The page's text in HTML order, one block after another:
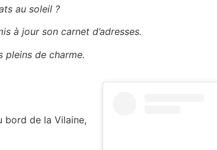
au soleil ?
à jour son carnet d’adresses.
pleins de charme.
bord de la Vilaine,